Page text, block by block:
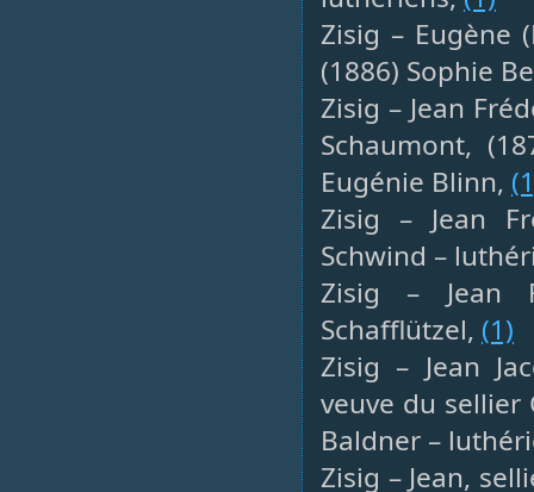
Zisig – Eugène
(1886) Sophie
Zisig – Jean
Schaumont,
Eugénie Blinn,
Zisig – Jean
Schwind –
Zisig – Jean
Schafflützel, (1)
Zisig – Jean
veuve du sellier
Baldner –
Zisig – Jean,